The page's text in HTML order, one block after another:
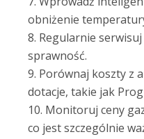
obniżenie
Regularnie
sprawność.
Porównaj koszty z
dotacje, takie jak
Monitoruj ceny
co jest szczególnie